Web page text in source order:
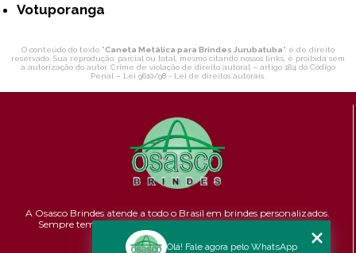
Votuporanga
O conteúdo do texto "Caneta Metálica para Brindes Jurubatuba" é de direito
reservado. Sua reprodução, parcial ou total, mesmo citando nossos links, é proibida sem
a autorização do autor. Crime de violação de direito autoral – artigo 184 do Código
Penal – Lei 9610/98 - Lei de direitos autorais
A Osasco Brindes atende a todo o Brasil em brindes personalizados.
Sempre temos promoções e novidades,confira!Pontualidade,
Qualidade e Custo-benefício.
Olá! Fale agora pelo WhatsApp